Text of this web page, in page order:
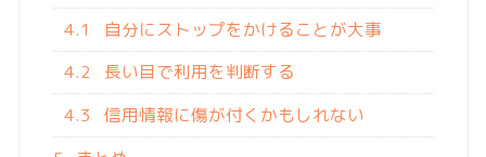
4.1
自分にストップをかけることが大事
4.2
長い目で利用を判断する
4.3
信用情報に傷が付くかもしれない